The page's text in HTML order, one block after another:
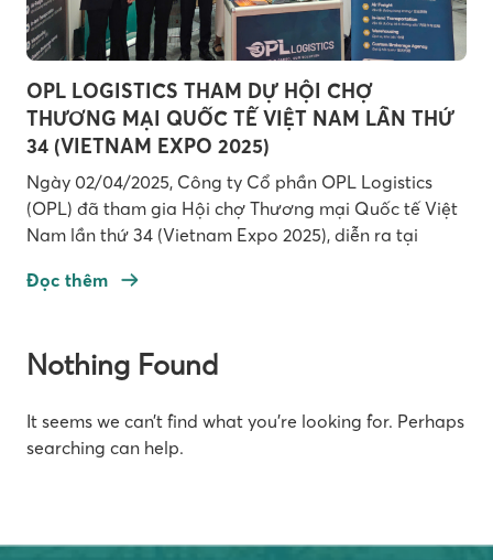
OPL LOGISTICS THAM DỰ HỘI CHỢ
THƯƠNG MẠI QUỐC TẾ VIỆT NAM LẦN THỨ
34 (VIETNAM EXPO 2025)
Ngày 02/04/2025, Công ty Cổ phần OPL Logistics
(OPL) đã tham gia Hội chợ Thương mại Quốc tế Việt
Nam lần thứ 34 (Vietnam Expo 2025), diễn ra tại
trong những sự kiện xúc tiến thương mại thường niên
Đọc thêm
Nothing Found
It seems we can’t find what you’re looking for. Perhaps
searching can help.